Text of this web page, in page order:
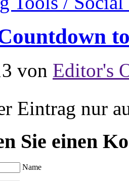
von Editor's
Eintrag nur
Sie einen
Name